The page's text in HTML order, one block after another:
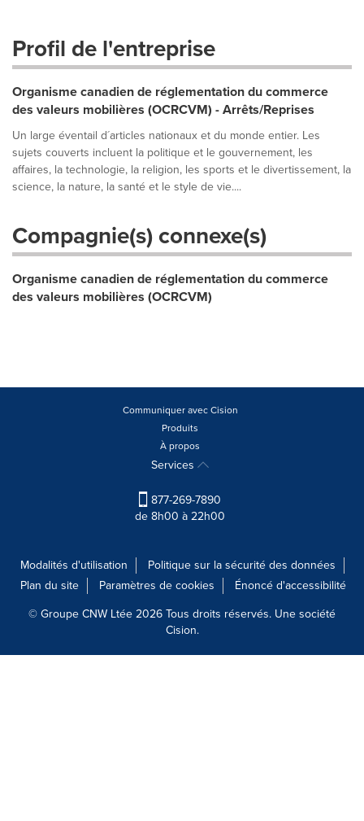
Profil de l'entreprise
Organisme canadien de réglementation du commerce
des valeurs mobilières (OCRCVM) - Arrêts/Reprises
Un large éventail d´articles nationaux et du monde entier. Les
sujets couverts incluent la politique et le gouvernement, les
affaires, la technologie, la religion, les sports et le divertissement, la
science, la nature, la santé et le style de vie....
Compagnie(s) connexe(s)
Organisme canadien de réglementation du commerce
des valeurs mobilières (OCRCVM)
Communiquer avec Cision
Produits
À propos
Services
877-269-7890
de 8h00 à 22h00
Modalités d'utilisation
Politique sur la sécurité des données
Plan du site
Paramètres de cookies
Énoncé d'accessibilité
© Groupe CNW Ltée 2026 Tous droits réservés. Une société
Cision.